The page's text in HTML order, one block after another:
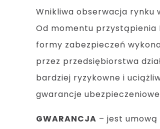
Wnikliwa obserwacja rynku
Od momentu przystąpienia
formy zabezpieczeń
przez przedsiębiorstwa
bardziej ryzykowne i
gwarancje
GWARANCJA – jest